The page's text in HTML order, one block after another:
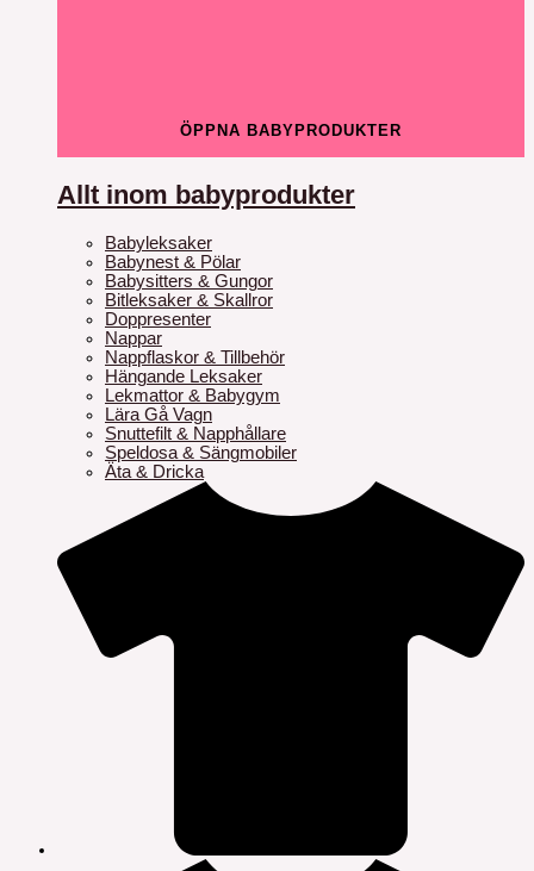
ÖPPNA BABYPRODUKTER
Allt inom babyprodukter
Babyleksaker
Babynest & Pölar
Babysitters & Gungor
Bitleksaker & Skallror
Doppresenter
Nappar
Nappflaskor & Tillbehör
Hängande Leksaker
Lekmattor & Babygym
Lära Gå Vagn
Snuttefilt & Napphållare
Speldosa & Sängmobiler
Äta & Dricka